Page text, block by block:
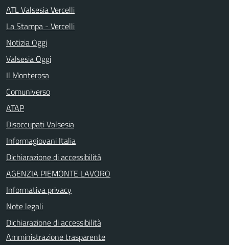
ATL Valsesia Vercelli
La Stampa - Vercelli
Notizia Oggi
Valsesia Oggi
Il Monterosa
Comuniverso
ATAP
Disoccupati Valsesia
Informagiovani Italia
Dichiarazione di accessibilità
AGENZIA PIEMONTE LAVORO
Informativa privacy
Note legali
Dichiarazione di accessibilità
Amministrazione trasparente